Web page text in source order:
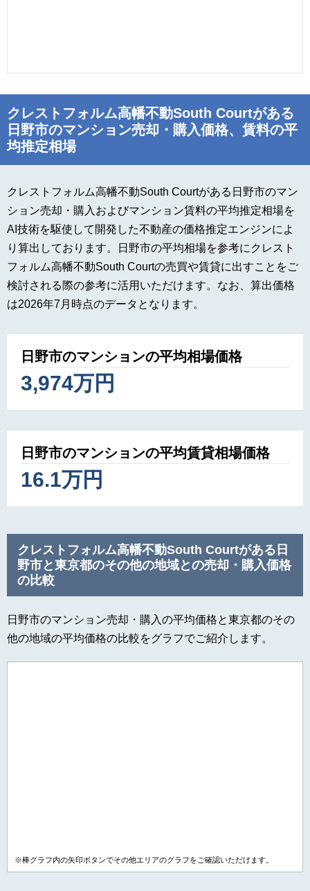
クレストフォルム高幡不動South Courtがある
日野市のマンション売却・購入価格、賃料の平
均推定相場
クレストフォルム高幡不動South Courtがある日野市のマン
ション売却・購入およびマンション賃料の平均推定相場を
AI技術を駆使して開発した不動産の価格推定エンジンによ
り算出しております。日野市の平均相場を参考にクレスト
フォルム高幡不動South Courtの売買や賃貸に出すことをご
検討される際の参考に活用いただけます。なお、算出価格
は2026年7月時点のデータとなります。
日野市のマンションの平均相場価格
3,974万円
日野市のマンションの平均賃貸相場価格
16.1万円
クレストフォルム高幡不動South Courtがある日
野市と東京都のその他の地域との売却・購入価格
の比較
日野市のマンション売却・購入の平均価格と東京都のその
他の地域の平均価格の比較をグラフでご紹介します。
※棒グラフ内の矢印ボタンでその他エリアのグラフをご確認いただけます。